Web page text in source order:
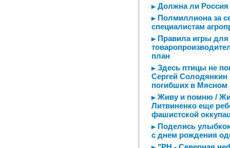
Должна ли Россия
Полмиллиона за
специалистам
Правила игры для
план
Здесь птицы не
Сергей Солодянкин
погибших в Мясном
Живу и помню /
Литвиненко еще
фашистской
Поделись
с днем рождения